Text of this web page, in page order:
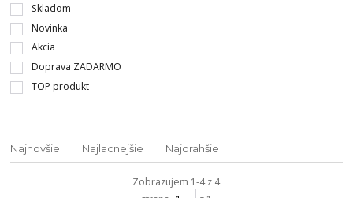
Skladom
Novinka
Akcia
Doprava ZADARMO
TOP produkt
Najnovšie Najlacnejšie Najdrahšie
Zobrazujem 1-4 z 4